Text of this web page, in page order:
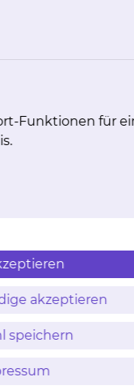
Die Hersteller
sind diese
im
Funktionen für
akzeptieren
speichern